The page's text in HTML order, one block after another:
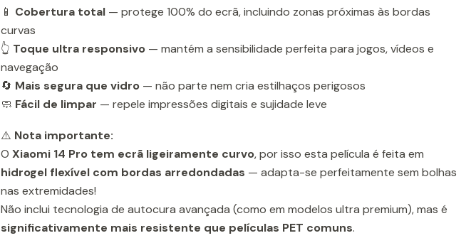
📱 Cobertura total — protege 100% do ecrã, incluindo zonas próximas às bordas
curvas
👆 Toque ultra responsivo — mantém a sensibilidade perfeita para jogos, vídeos e
navegação
🔄 Mais segura que vidro — não parte nem cria estilhaços perigosos
🧼 Fácil de limpar — repele impressões digitais e sujidade leve
⚠️ Nota importante:
O Xiaomi 14 Pro tem ecrã ligeiramente curvo, por isso esta película é feita em
hidrogel flexível com bordas arredondadas — adapta-se perfeitamente sem bolhas
nas extremidades!
Não inclui tecnologia de autocura avançada (como em modelos ultra premium), mas é
significativamente mais resistente que películas PET comuns.